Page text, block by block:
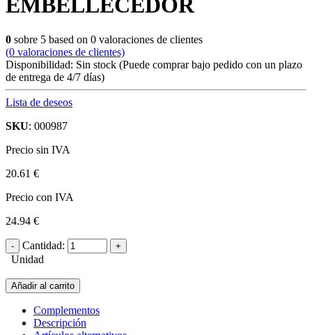
EMBELLECEDOR
0 sobre 5 based on 0 valoraciones de clientes
(0 valoraciones de clientes)
Disponibilidad: Sin stock (Puede comprar bajo pedido con un plazo
de entrega de 4/7 días)
Lista de deseos
SKU: 000987
Precio sin IVA
20.61 €
Precio con IVA
24.94 €
Cantidad:
Unidad
Añadir al carrito
Complementos
Descripción